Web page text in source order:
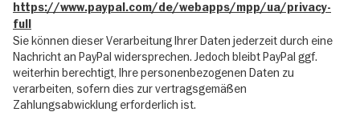
https://www.paypal.com/de/webapps/mpp/ua/privacy-
full
Sie können dieser Verarbeitung Ihrer Daten jederzeit durch eine
Nachricht an PayPal widersprechen. Jedoch bleibt PayPal ggf.
weiterhin berechtigt, Ihre personenbezogenen Daten zu
verarbeiten, sofern dies zur vertragsgemäßen
Zahlungsabwicklung erforderlich ist.